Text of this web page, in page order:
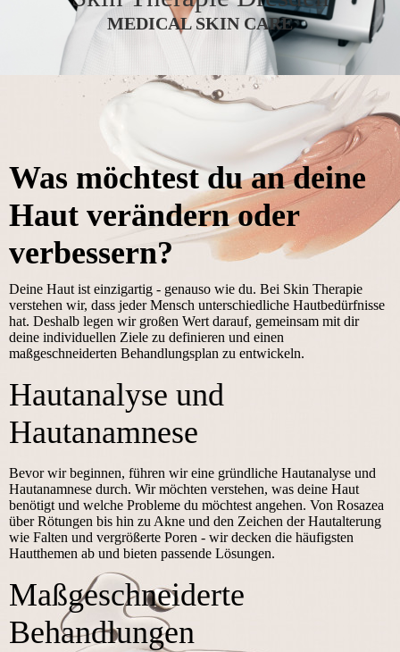
MEDICAL SKIN CARE
Was möchtest du an deine
Haut verändern oder
verbessern?
Deine Haut ist einzigartig - genauso wie du. Bei Skin Therapie
verstehen wir, dass jeder Mensch unterschiedliche Hautbedürfnisse
hat. Deshalb legen wir großen Wert darauf, gemeinsam mit dir
deine individuellen Ziele zu definieren und einen
maßgeschneiderten Behandlungsplan zu entwickeln.
Hautanalyse und
Hautanamnese
Bevor wir beginnen, führen wir eine gründliche Hautanalyse und
Hautanamnese durch. Wir möchten verstehen, was deine Haut
benötigt und welche Probleme du möchtest angehen. Von Rosazea
über Rötungen bis hin zu Akne und den Zeichen der Hautalterung
wie Falten und vergrößerte Poren - wir decken die häufigsten
Hautthemen ab und bieten passende Lösungen.
Maßgeschneiderte
Behandlungen